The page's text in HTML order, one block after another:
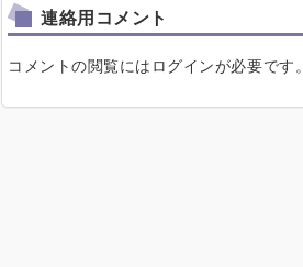
連絡用コメント
コメントの閲覧にはログインが必要です。